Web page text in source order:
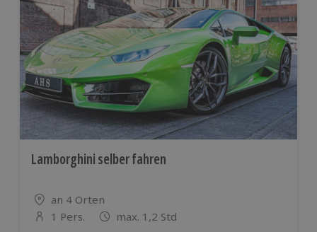
Lamborghini selber fahren
Standort
an 4 Orten
Anzahl der Teilnehmer
1 Pers. max. 1,2 Std